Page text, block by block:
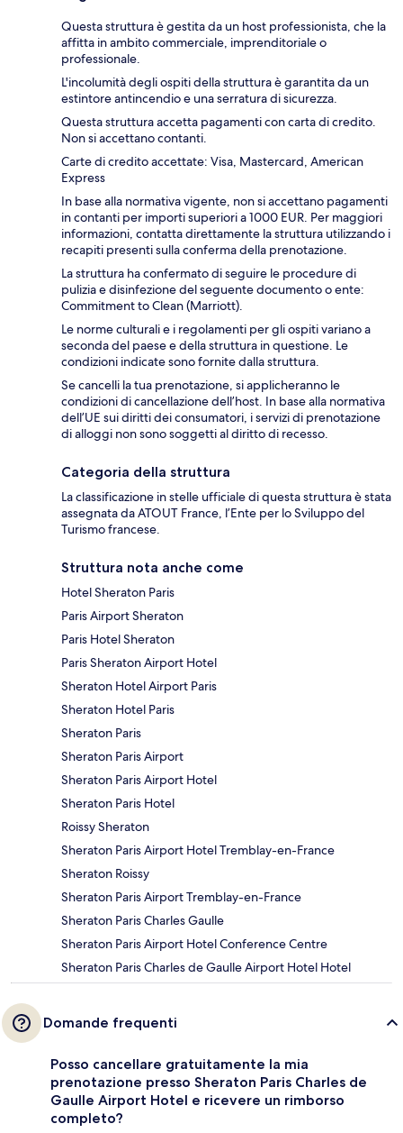
Questa struttura è gestita da un host professionista, che la
affitta in ambito commerciale, imprenditoriale o
professionale.
L'incolumità degli ospiti della struttura è garantita da un
estintore antincendio e una serratura di sicurezza.
Questa struttura accetta pagamenti con carta di credito.
Non si accettano contanti.
Carte di credito accettate: Visa, Mastercard, American
Express
In base alla normativa vigente, non si accettano pagamenti
in contanti per importi superiori a 1000 EUR. Per maggiori
informazioni, contatta direttamente la struttura utilizzando i
recapiti presenti sulla conferma della prenotazione.
La struttura ha confermato di seguire le procedure di
pulizia e disinfezione del seguente documento o ente:
Commitment to Clean (Marriott).
Le norme culturali e i regolamenti per gli ospiti variano a
seconda del paese e della struttura in questione. Le
condizioni indicate sono fornite dalla struttura.
Se cancelli la tua prenotazione, si applicheranno le
condizioni di cancellazione dell’host. In base alla normativa
dell’UE sui diritti dei consumatori, i servizi di prenotazione
di alloggi non sono soggetti al diritto di recesso.
Categoria della struttura
La classificazione in stelle ufficiale di questa struttura è stata
assegnata da ATOUT France, l’Ente per lo Sviluppo del
Turismo francese.
Struttura nota anche come
Hotel Sheraton Paris
Paris Airport Sheraton
Paris Hotel Sheraton
Paris Sheraton Airport Hotel
Sheraton Hotel Airport Paris
Sheraton Hotel Paris
Sheraton Paris
Sheraton Paris Airport
Sheraton Paris Airport Hotel
Sheraton Paris Hotel
Roissy Sheraton
Sheraton Paris Airport Hotel Tremblay-en-France
Sheraton Roissy
Sheraton Paris Airport Tremblay-en-France
Sheraton Paris Charles Gaulle
Sheraton Paris Airport Hotel Conference Centre
Sheraton Paris Charles de Gaulle Airport Hotel Hotel
Domande frequenti
Posso cancellare gratuitamente la mia
prenotazione presso Sheraton Paris Charles de
Gaulle Airport Hotel e ricevere un rimborso
completo?